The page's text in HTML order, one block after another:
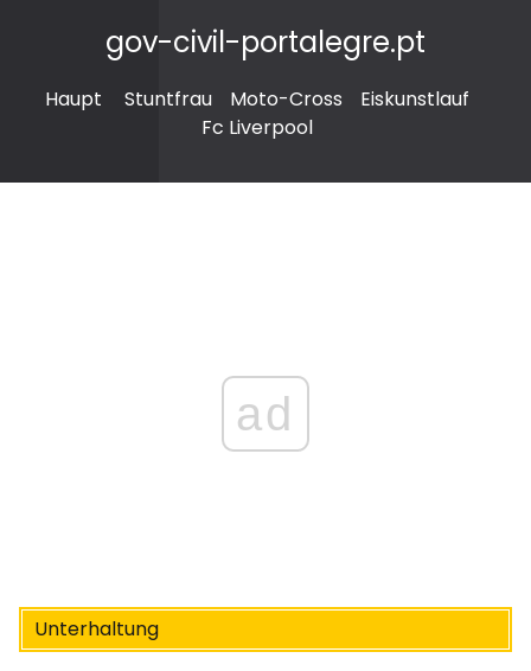
gov-civil-portalegre.pt
Haupt Stuntfrau Moto-Cross
Eiskunstlauf
Fc Liverpool
ad
Unterhaltung